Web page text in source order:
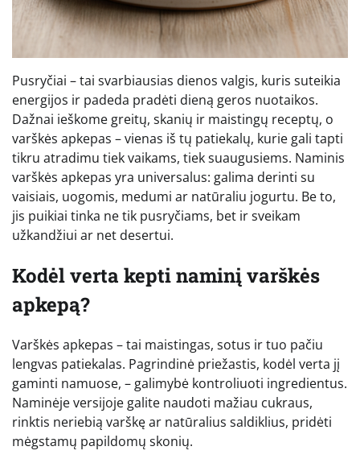
Pusryčiai – tai svarbiausias dienos valgis, kuris suteikia
energijos ir padeda pradėti dieną geros nuotaikos.
Dažnai ieškome greitų, skanių ir maistingų receptų, o
varškės apkepas – vienas iš tų patiekalų, kurie gali tapti
tikru atradimu tiek vaikams, tiek suaugusiems. Naminis
varškės apkepas yra universalus: galima derinti su
vaisiais, uogomis, medumi ar natūraliu jogurtu. Be to,
jis puikiai tinka ne tik pusryčiams, bet ir sveikam
užkandžiui ar net desertui.
Kodėl verta kepti naminį varškės
apkepą?
Varškės apkepas – tai maistingas, sotus ir tuo pačiu
lengvas patiekalas. Pagrindinė priežastis, kodėl verta jį
gaminti namuose, – galimybė kontroliuoti ingredientus.
Naminėje versijoje galite naudoti mažiau cukraus,
rinktis neriebią varškę ar natūralius saldiklius, pridėti
mėgstamų papildomų skonių.